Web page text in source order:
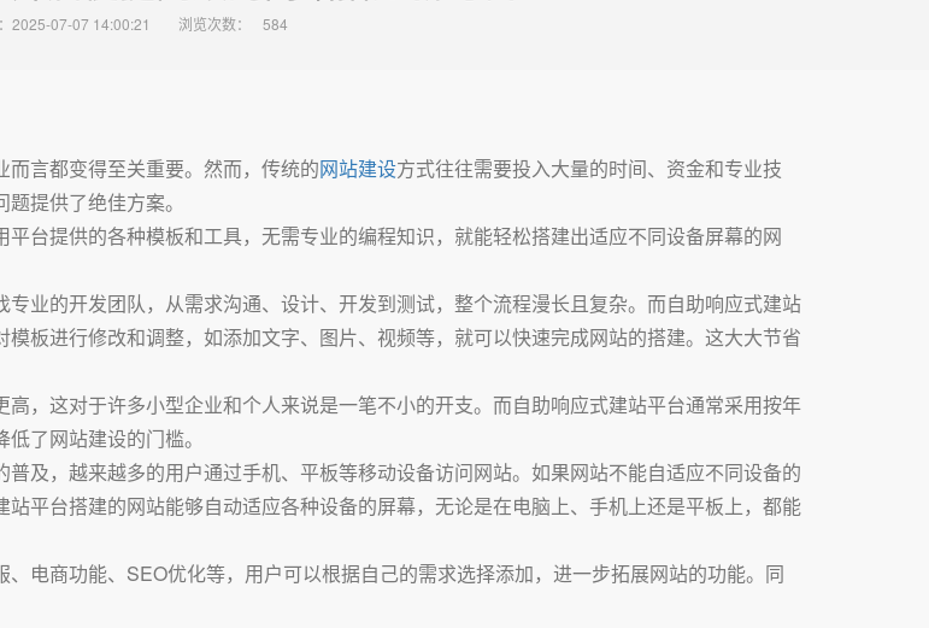
2025-07-07 14:00:21 浏览次数： 584
言都变得至关重要。然而，传统的网站建设方式往往需要投入大量的时间、资金和专业技
提供了绝佳方案。
台提供的各种模板和工具，无需专业的编程知识，就能轻松搭建出适应不同设备屏幕的网
业的开发团队，从需求沟通、设计、开发到测试，整个流程漫长且复杂。而自助响应式建站
板进行修改和调整，如添加文字、图片、视频等，就可以快速完成网站的搭建。这大大节省
，这对于许多小型企业和个人来说是一笔不小的开支。而自助响应式建站平台通常采用按年
了网站建设的门槛。
及，越来越多的用户通过手机、平板等移动设备访问网站。如果网站不能自适应不同设备的
平台搭建的网站能够自动适应各种设备的屏幕，无论是在电脑上、手机上还是平板上，都能
电商功能、SEO优化等，用户可以根据自己的需求选择添加，进一步拓展网站的功能。同